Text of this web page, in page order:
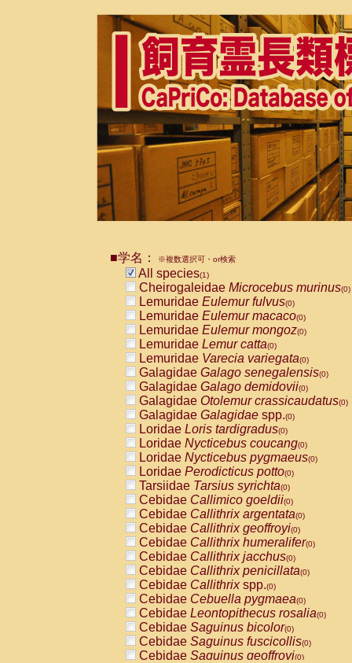
■学名： ※複数選択可・or検索
All species(1)
Cheirogaleidae Microcebus murinus(0)
Lemuridae Eulemur fulvus(0)
Lemuridae Eulemur macaco(0)
Lemuridae Eulemur mongoz(0)
Lemuridae Lemur catta(0)
Lemuridae Varecia variegata(0)
Galagidae Galago senegalensis(0)
Galagidae Galago demidovii(0)
Galagidae Otolemur crassicaudatus(0)
Galagidae Galagidae spp.(0)
Loridae Loris tardigradus(0)
Loridae Nycticebus coucang(0)
Loridae Nycticebus pygmaeus(0)
Loridae Perodicticus potto(0)
Tarsiidae Tarsius syrichta(0)
Cebidae Callimico goeldii(0)
Cebidae Callithrix argentata(0)
Cebidae Callithrix geoffroyi(0)
Cebidae Callithrix humeralifer(0)
Cebidae Callithrix jacchus(0)
Cebidae Callithrix penicillata(0)
Cebidae Callithrixspp.(0)
Cebidae Cebuella pygmaea(0)
Cebidae Leontopithecus rosalia(0)
Cebidae Saguinus bicolor(0)
Cebidae Saguinus fuscicollis(0)
Cebidae Saguinus geoffroyi(0)